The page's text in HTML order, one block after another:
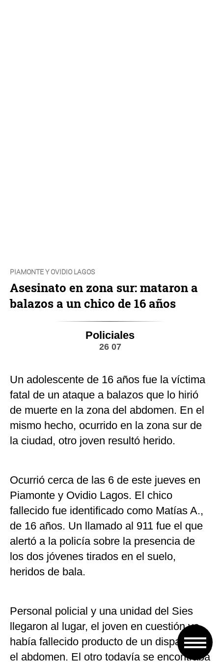
PIAMONTE Y OVIDIO LAGOS
Asesinato en zona sur: mataron a
balazos a un chico de 16 años
Policiales
26 07
Un adolescente de 16 años fue la víctima
fatal de un ataque a balazos que lo hirió
de muerte en la zona del abdomen. En el
mismo hecho, ocurrido en la zona sur de
la ciudad, otro joven resultó herido.
Ocurrió cerca de las 6 de este jueves en
Piamonte y Ovidio Lagos. El chico
fallecido fue identificado como Matías A.,
de 16 años. Un llamado al 911 fue el que
alertó a la policía sobre la presencia de
los dos jóvenes tirados en el suelo,
heridos de bala.
Personal policial y una unidad del Sies
llegaron al lugar, el joven en cuestión ya
había fallecido producto de un disparo en
el abdomen. El otro todavía se encontraba